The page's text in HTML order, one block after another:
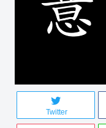
Twitter